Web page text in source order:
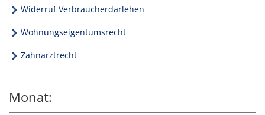
Widerruf Verbraucherdarlehen
Wohnungseigentumsrecht
Zahnarztrecht
Monat: